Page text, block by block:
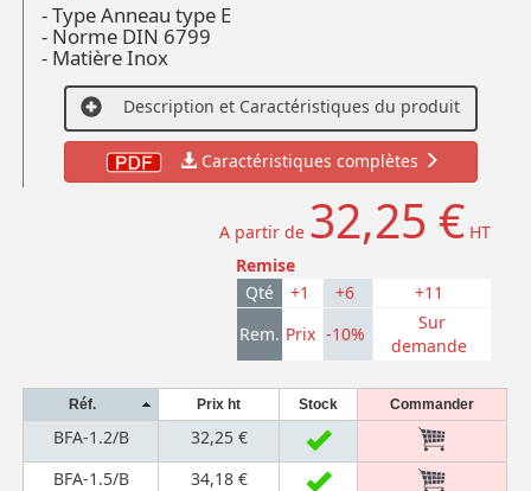
- Type Anneau type E
- Norme DIN 6799
- Matière Inox
Description et Caractéristiques du produit
Caractéristiques complètes
A partir de 32,25 € HT
Remise
Qté
+1 +6
+11
Rem. Prix -10%
Sur
demande
Réf. Prix ht Stock Commander
BFA-1.2/B
32,25 €
BFA-1.5/B
34,18 €